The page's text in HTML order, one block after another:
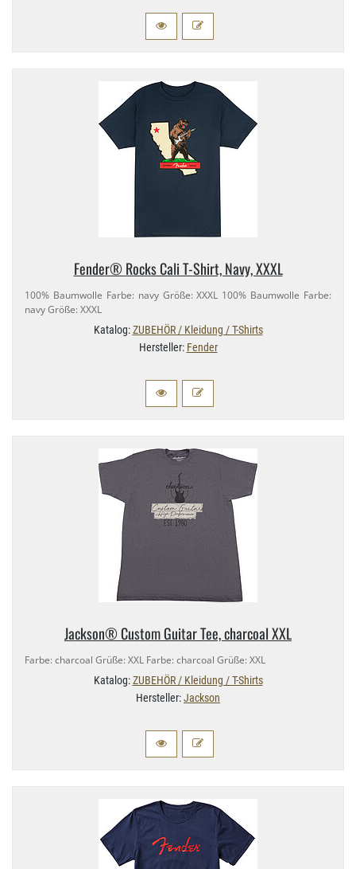
Fender® Rocks Cali T-​Shirt, Navy, XXXL
100% Baumwolle Farbe: navy Größe: XXXL 100% Baumwolle Farbe:
navy Größe: XXXL
Katalog:ZUBEHÖR / Kleidung / T-Shirts
Hersteller: Fender
Jackson® Custom Guitar Tee, charcoal XXL
Farbe: charcoal Grüße: XXL Farbe: charcoal Grüße: XXL
Katalog:ZUBEHÖR / Kleidung / T-Shirts
Hersteller:Jackson